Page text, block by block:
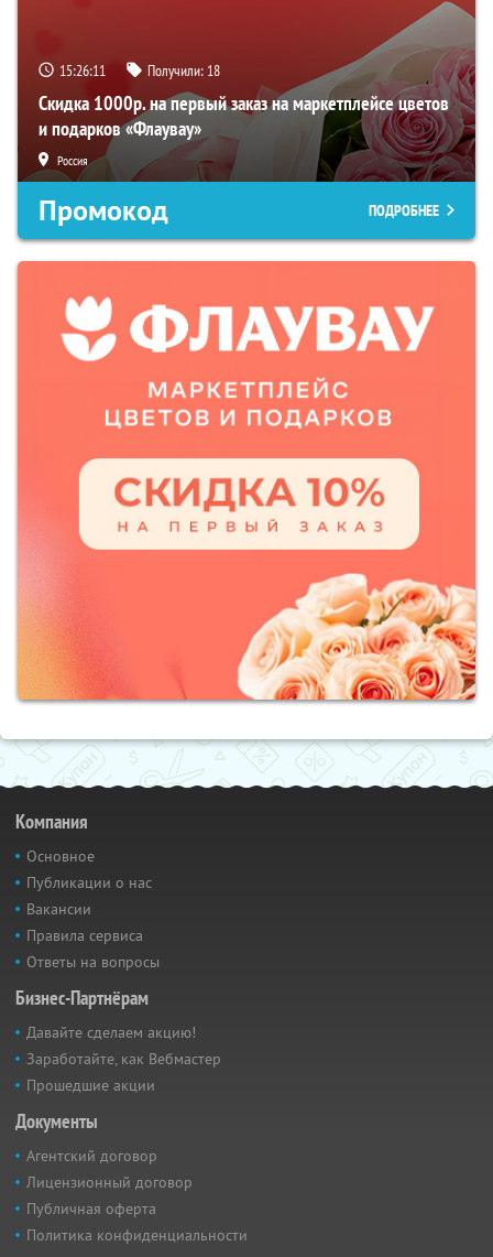
15:26:10 Получили: 18
Скидка 1000р. на первый заказ на маркетплейсе цветов
и подарков «Флаувау»
Россия
Промокод ПОДРОБНЕЕ
Компания
Основное
Публикации о нас
Вакансии
Правила сервиса
Ответы на вопросы
Бизнес-Партнёрам
Давайте сделаем акцию!
Заработайте, как Вебмастер
Прошедшие акции
Документы
Агентский договор
Лицензионный договор
Публичная оферта
Политика конфиденциальности